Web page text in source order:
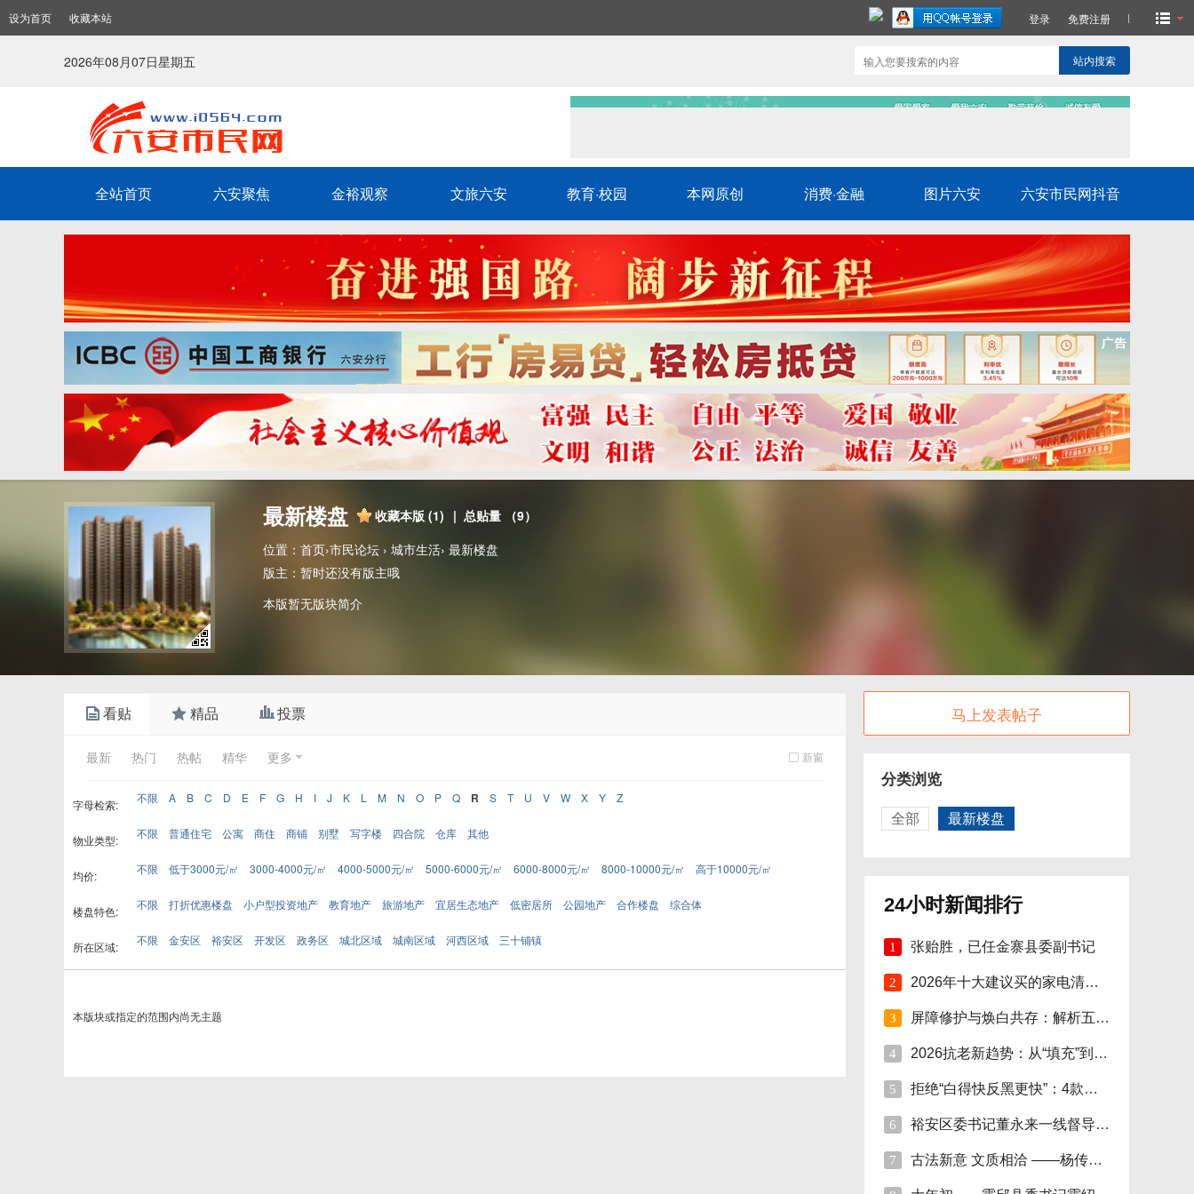
设为首页 收藏本站 登录 免费注册
2026年08月07日星期五 站内搜索
全站首页 六安聚焦 金裕观察 文旅六安 教育·校园 本网原创 消费·金融 图片六安 六安市民网抖音
最新楼盘 收藏本版 (1) | 总贴量 （9）
位置： 首页›市民论坛 › 城市生活› 最新楼盘
版主： 暂时还没有版主哦
本版暂无版块简介
看贴 精品 投票
新窗
最新 热门 热帖 精华 更多
字母检索: 不限 A B C D E F G H I J K L M N O P Q R S T U V W X Y Z
物业类型: 不限 普通住宅 公寓 商住 商铺 别墅 写字楼 四合院 仓库 其他
均价: 不限 低于3000元/㎡ 3000-4000元/㎡ 4000-5000元/㎡ 5000-6000元/㎡ 6000-8000元/㎡ 8000-10000元/㎡ 高于10000元/㎡
楼盘特色: 不限 打折优惠楼盘 小户型投资地产 教育地产 旅游地产 宜居生态地产 低密居所 公园地产 合作楼盘 综合体
所在区域: 不限 金安区 裕安区 开发区 政务区 城北区域 城南区域 河西区域 三十铺镇
本版块或指定的范围内尚无主题
马上发表帖子
分类浏览
全部 最新楼盘
24小时新闻排行
1 张贻胜，已任金寨县委副书记
2 2026年十大建议买的家电清单：精选智能家电
3 屏障修护与焕白共存：解析五大国际-本土面
4 2026抗老新趋势：从“填充”到“修护焕活”
5 拒绝“白得快反黑更快”：4款美白精华单品
6 裕安区委书记董永来一线督导烟花爆竹安全管
7 古法新意 文质相洽 ——杨传连先生篆书楹联